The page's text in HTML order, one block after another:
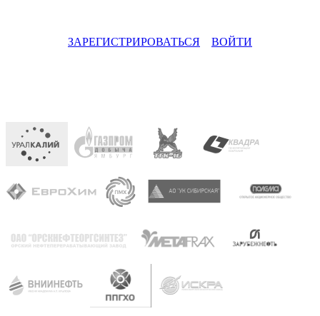
ЗАРЕГИСТРИРОВАТЬСЯ ВОЙТИ